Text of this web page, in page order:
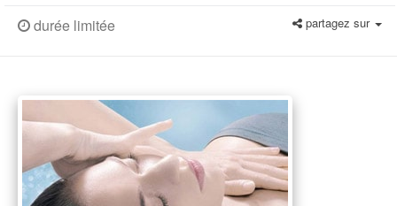
durée limitée partagez sur